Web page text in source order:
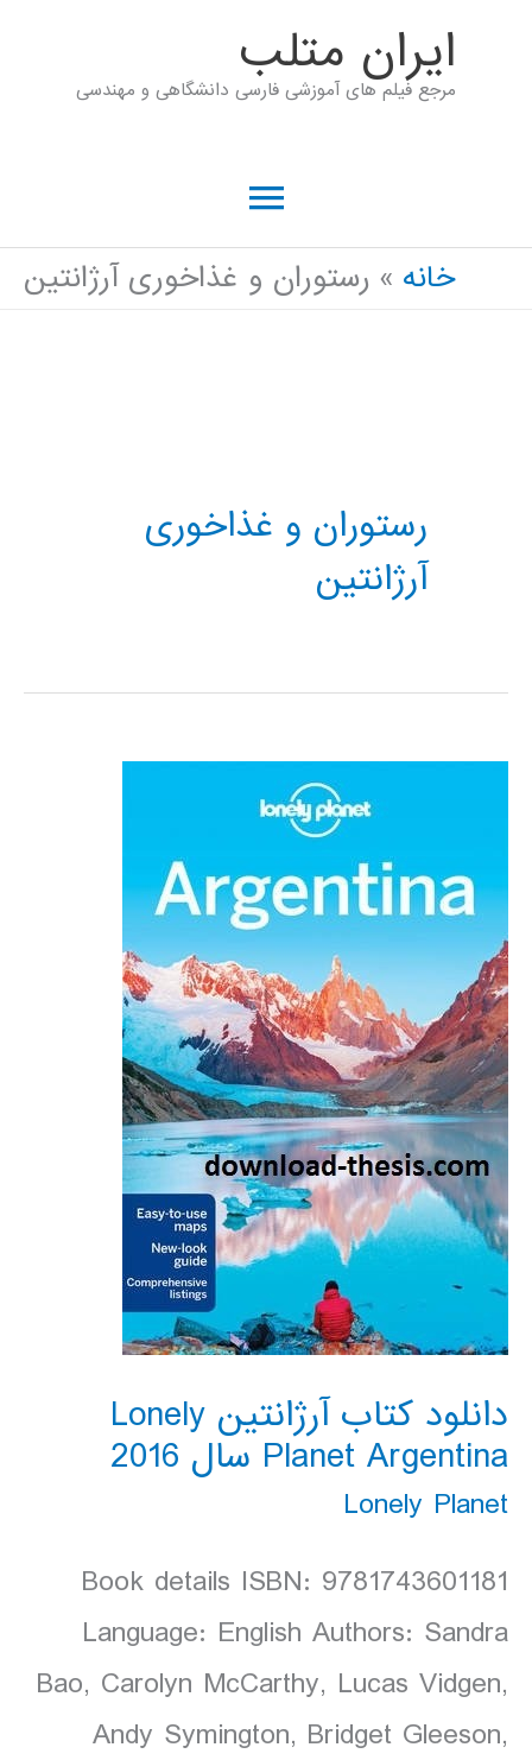
ايران متلب
مرجع فیلم های آموزشی فارسی دانشگاهی و مهندسی
فهرست
اصلی
خانه رستوران و غذاخوری آرژانتین
رستوران و غذاخوری
آرژانتین
دانلود کتاب آرژانتین Lonely
Planet Argentina سال 2016
Lonely Planet
Book details ISBN: 9781743601181
Language: English Authors: Sandra
Bao, Carolyn McCarthy, Lucas Vidgen,
Andy Symington, Bridget Gleeson,